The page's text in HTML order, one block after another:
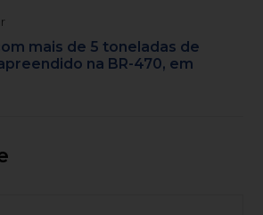
mais de 5 toneladas de
na BR-470, em